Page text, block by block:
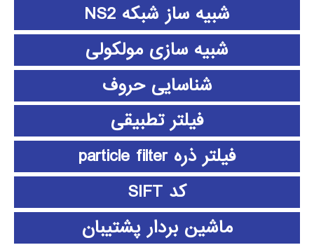
شبیه ساز شبکه NS2
شبیه سازی مولکولی
شناسایی حروف
فیلتر تطبیقی
فیلتر ذره particle filter
کد SIFT
ماشین بردار پشتیبان